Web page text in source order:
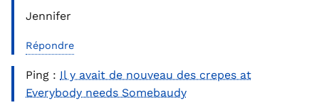
Jennifer
Répondre
Ping : Il y avait de nouveau des crepes at
Everybody needs Somebaudy